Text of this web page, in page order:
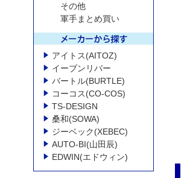
その他
軍手まとめ買い
アイトス(AITOZ)
イーブンリバー
バートル(BURTLE)
コーコス(CO-COS)
TS-DESIGN
桑和(SOWA)
ジーベック(XEBEC)
AUTO-BI(山田辰)
EDWIN(エドウィン)